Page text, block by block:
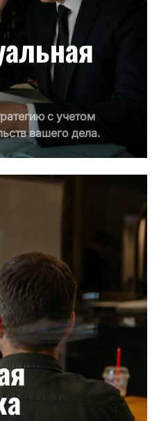
с учетом
вашего дела.